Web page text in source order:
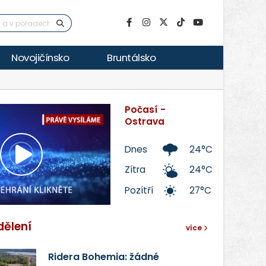
Novojičínsko Bruntálsko
Přehrát
video
Počasí -
Ostrava
Dnes
24°C
Zítra
24°C
Pozítří
27°C
více
Ridera Bohemia: žádné